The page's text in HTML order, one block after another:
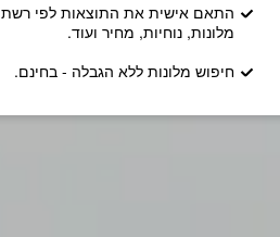
התאם אישית את התוצאות לפי רשת
מלונות, נוחיות, מחיר ועוד.
חיפוש מלונות ללא הגבלה - בחינם.